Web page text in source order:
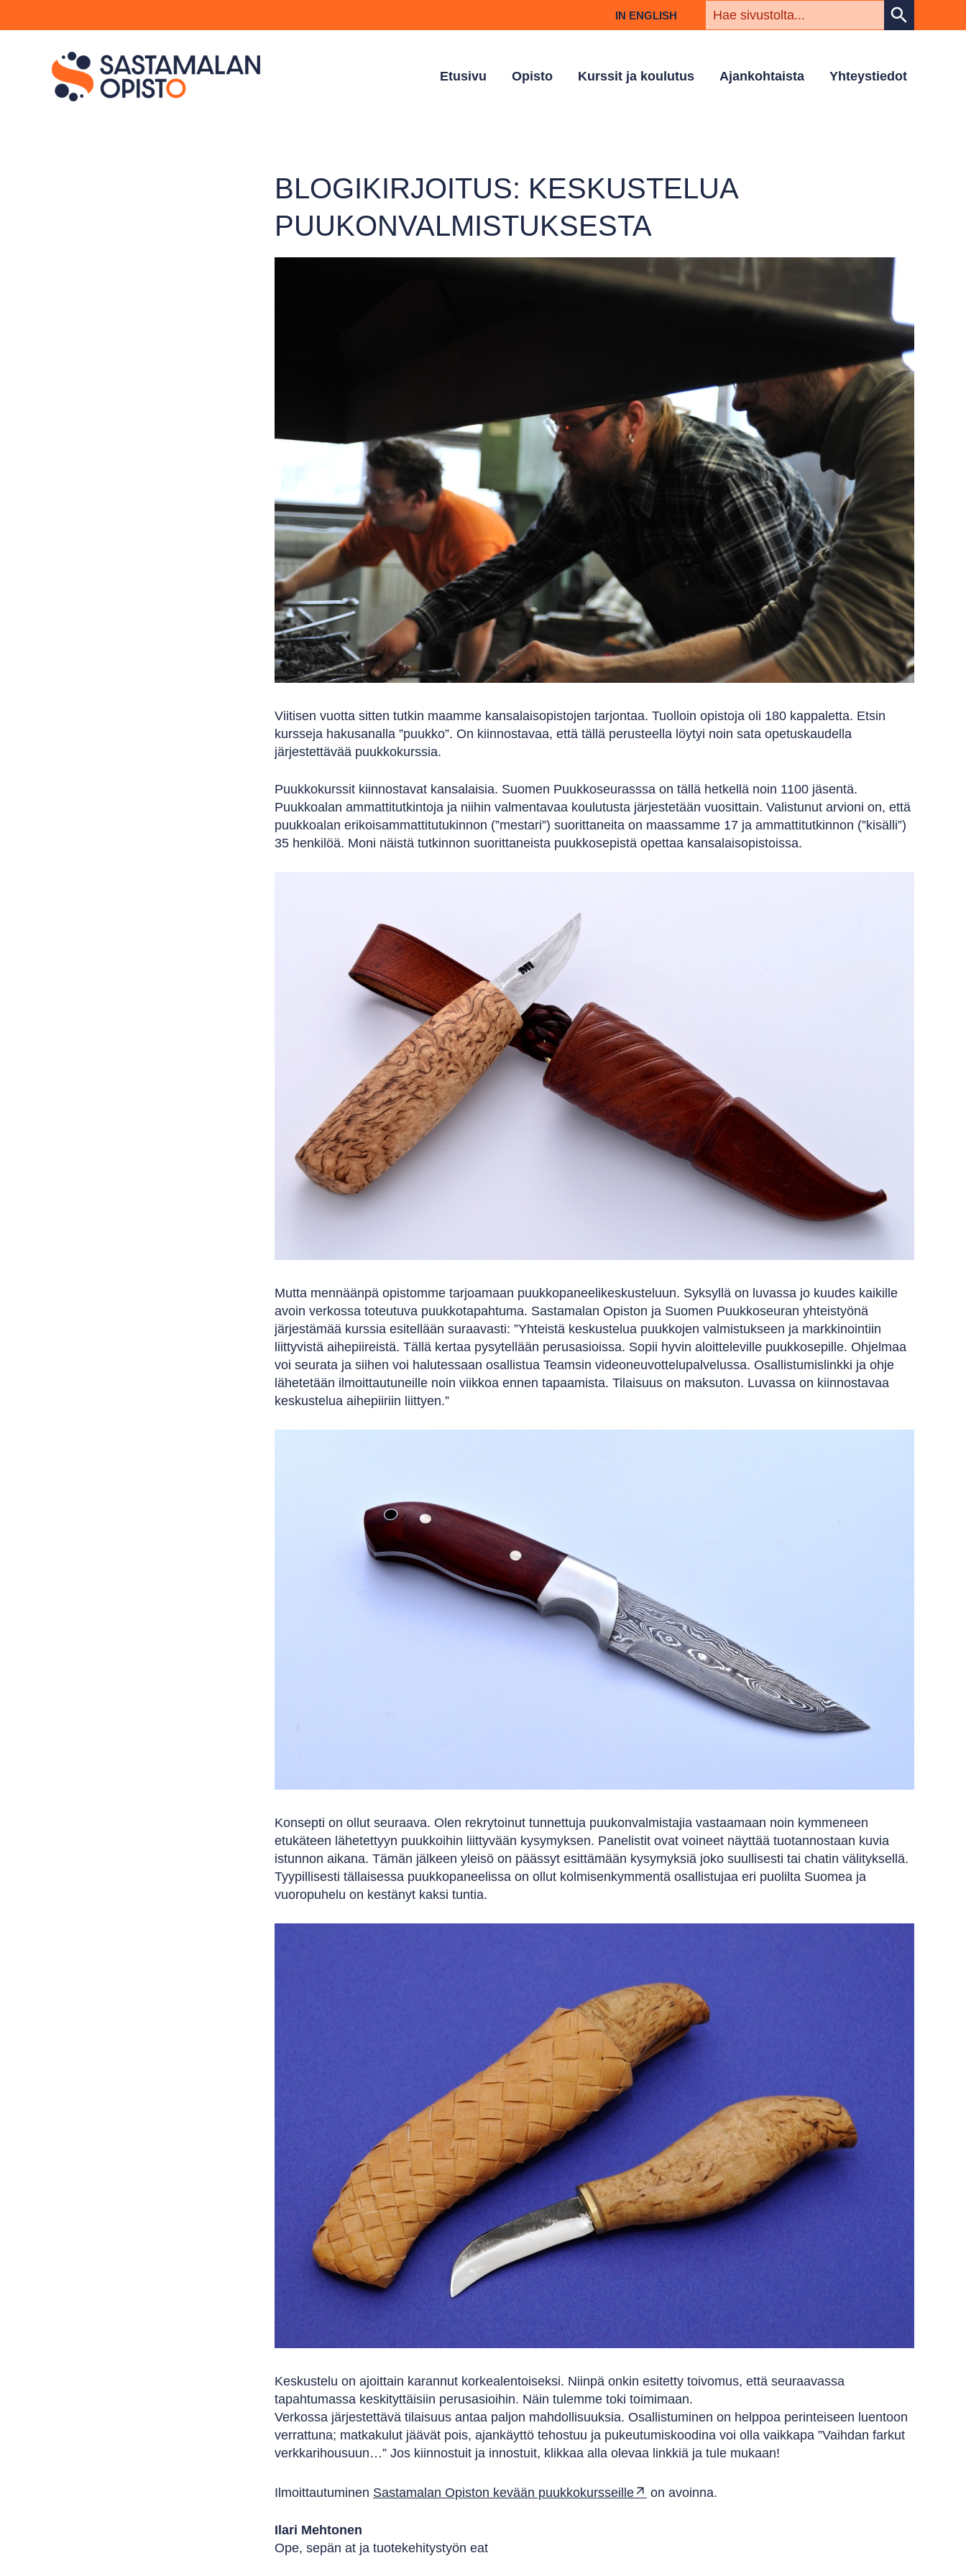
IN ENGLISH search
Etusivu Opisto Kurssit ja koulutus Ajankohtaista Yhteystiedot
BLOGIKIRJOITUS: KESKUSTELUA
PUUKONVALMISTUKSESTA
Viitisen vuotta sitten tutkin maamme kansalaisopistojen tarjontaa. Tuolloin opistoja oli 180 kappaletta. Etsin
kursseja hakusanalla ”puukko”. On kiinnostavaa, että tällä perusteella löytyi noin sata opetuskaudella
järjestettävää puukkokurssia.
Puukkokurssit kiinnostavat kansalaisia. Suomen Puukkoseurasssa on tällä hetkellä noin 1100 jäsentä.
Puukkoalan ammattitutkintoja ja niihin valmentavaa koulutusta järjestetään vuosittain. Valistunut arvioni on, että
puukkoalan erikoisammattitutukinnon (”mestari”) suorittaneita on maassamme 17 ja ammattitutkinnon (”kisälli”)
35 henkilöä. Moni näistä tutkinnon suorittaneista puukkosepistä opettaa kansalaisopistoissa.
Mutta mennäänpä opistomme tarjoamaan puukkopaneelikeskusteluun. Syksyllä on luvassa jo kuudes kaikille
avoin verkossa toteutuva puukkotapahtuma. Sastamalan Opiston ja Suomen Puukkoseuran yhteistyönä
järjestämää kurssia esitellään suraavasti: ”Yhteistä keskustelua puukkojen valmistukseen ja markkinointiin
liittyvistä aihepiireistä. Tällä kertaa pysytellään perusasioissa. Sopii hyvin aloitteleville puukkosepille. Ohjelmaa
voi seurata ja siihen voi halutessaan osallistua Teamsin videoneuvottelupalvelussa. Osallistumislinkki ja ohje
lähetetään ilmoittautuneille noin viikkoa ennen tapaamista. Tilaisuus on maksuton. Luvassa on kiinnostavaa
keskustelua aihepiiriin liittyen.”
Konsepti on ollut seuraava. Olen rekrytoinut tunnettuja puukonvalmistajia vastaamaan noin kymmeneen
etukäteen lähetettyyn puukkoihin liittyvään kysymyksen. Panelistit ovat voineet näyttää tuotannostaan kuvia
istunnon aikana. Tämän jälkeen yleisö on päässyt esittämään kysymyksiä joko suullisesti tai chatin välityksellä.
Tyypillisesti tällaisessa puukkopaneelissa on ollut kolmisenkymmentä osallistujaa eri puolilta Suomea ja
vuoropuhelu on kestänyt kaksi tuntia.
Keskustelu on ajoittain karannut korkealentoiseksi. Niinpä onkin esitetty toivomus, että seuraavassa
tapahtumassa keskityttäisiin perusasioihin. Näin tulemme toki toimimaan.
Verkossa järjestettävä tilaisuus antaa paljon mahdollisuuksia. Osallistuminen on helppoa perinteiseen luentoon
verrattuna; matkakulut jäävät pois, ajankäyttö tehostuu ja pukeutumiskoodina voi olla vaikkapa ”Vaihdan farkut
verkkarihousuun…” Jos kiinnostuit ja innostuit, klikkaa alla olevaa linkkiä ja tule mukaan!
Ilmoittautuminen Sastamalan Opiston kevään puukkokursseille on avoinna.
Ilari Mehtonen
Ope, sepän at ja tuotekehitystyön eat